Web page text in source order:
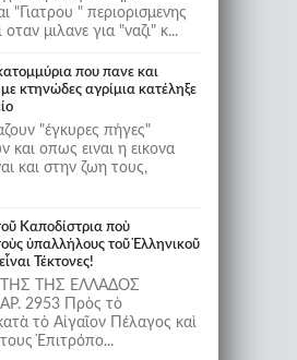
"Γιατρου " περιορισμενης
μιλανε για "ναζι" κ...
που πανε και
κτηνώδες αγρίμια κατέληξε
"έγκυρες πήγες"
και οπως ειναι η εικονα
και στην ζωη τους,
Καποδίστρια ποὺ
ὑπαλλήλους τοῦ Ἑλληνικοῦ
Τέκτονες!
ΤΗΣ ΕΛΛΑΔΟΣ
2953 Πρὸς τὸ
τὸ Αἰγαῖον Πέλαγος καὶ
Ἐπιτρόπο...